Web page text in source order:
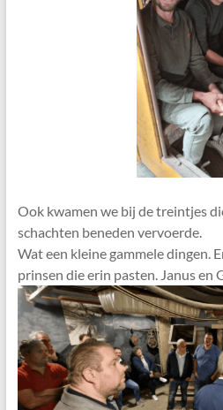
Ook kwamen we bij de treintjes
schachten beneden vervoerde.
Wat een kleine gammele dingen.
prinsen die erin pasten. Janus en